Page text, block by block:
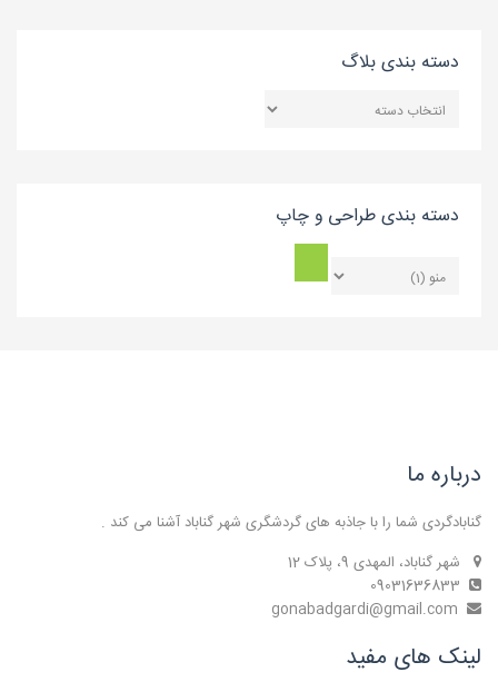
دسته بندی بلاگ
بندی
دسته بندی طراحی و چاپ
درباره ما
گنابادگردی شما را با جاذبه های گردشگری شهر گناباد آشنا می کند .
شهر گناباد، المهدی 9، پلاک 12
لینک های مفید